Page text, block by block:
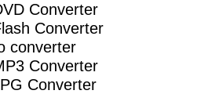
Converter
Converter
converter
Converter
Converter